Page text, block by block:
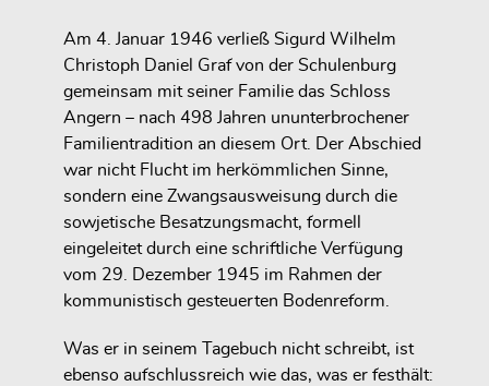
Am 4. Januar 1946 verließ Sigurd Wilhelm
Christoph Daniel Graf von der Schulenburg
gemeinsam mit seiner Familie das Schloss
Angern – nach 498 Jahren ununterbrochener
Familientradition an diesem Ort. Der Abschied
war nicht Flucht im herkömmlichen Sinne,
sondern eine Zwangsausweisung durch die
sowjetische Besatzungsmacht, formell
eingeleitet durch eine schriftliche Verfügung
vom 29. Dezember 1945 im Rahmen der
kommunistisch gesteuerten Bodenreform.
Was er in seinem Tagebuch nicht schreibt, ist
ebenso aufschlussreich wie das, was er festhält: